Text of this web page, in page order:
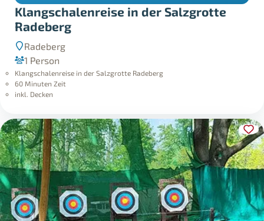
Klangschalenreise in der Salzgrotte
Radeberg
Radeberg
1 Person
Klangschalenreise in der Salzgrotte Radeberg
60 Minuten Zeit
inkl. Decken